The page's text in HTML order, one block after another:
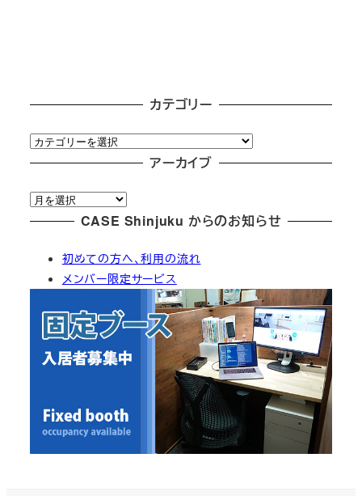
カテゴリー
カ
テ
リ
ー
アーカイブ
ア
ー
CASE Shinjuku からのお知らせ
初めての方へ、利用の流れ
メンバー限定サービス